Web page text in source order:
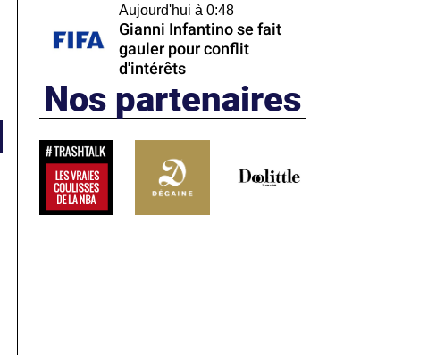
Aujourd'hui à 0:48
Gianni Infantino se fait
gauler pour conflit
d'intérêts
Nos partenaires